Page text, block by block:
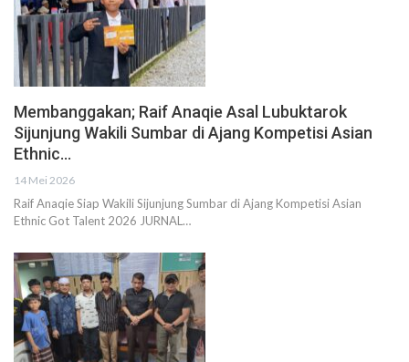
Membanggakan; Raif Anaqie Asal Lubuktarok
Sijunjung Wakili Sumbar di Ajang Kompetisi Asian
Ethnic…
14 Mei 2026
Raif Anaqie Siap Wakili Sijunjung Sumbar di Ajang Kompetisi Asian
Ethnic Got Talent 2026 JURNAL…